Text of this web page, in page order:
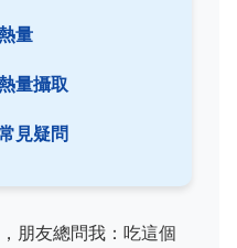
量
量攝取
見疑問
朋友總問我：吃這個